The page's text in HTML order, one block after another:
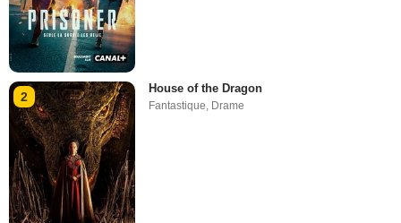
2
House of the Dragon
Fantastique, Drame